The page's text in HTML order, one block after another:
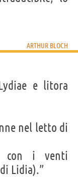
ARTHUR BLOCH
e litora
nel letto di
con i venti
Lidia).”